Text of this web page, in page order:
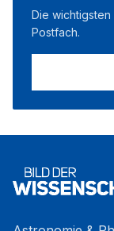
Die
Postfach.